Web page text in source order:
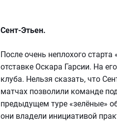
Сент-Этьен.
После очень неплохого
отставке Оскара Гарсии. На
клуба. Нельзя сказать, что
матчах позволили команде
предыдущем туре «зелёные»
они владели инициативой